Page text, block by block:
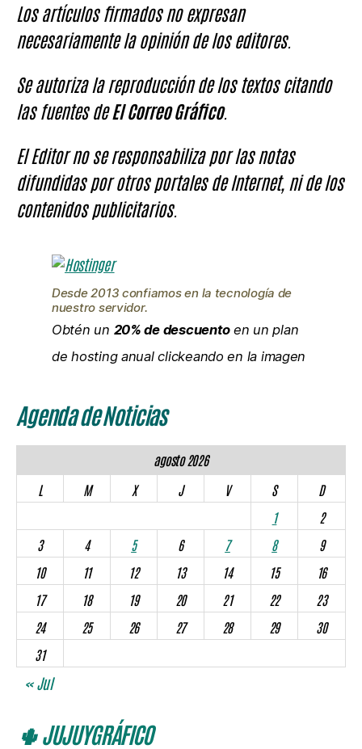
Los artículos firmados no expresan
necesariamente la opinión de los editores.
Se autoriza la reproducción de los textos citando
las fuentes deEl Correo Gráfico.
El Editor no se responsabiliza por las notas
difundidas por otros portales de Internet, ni de los
contenidos publicitarios.
Desde 2013 confiamos en la tecnología de
nuestro servidor.
Obtén un 20% de descuentoen un plan
de hosting anual clickeando en la imagen
Agenda de Noticias
agosto 2026
L
M X J V S
D
1
2
3
4 5 6 7 8
9
10
11 12 13 14 15
16
17
18 19 20 21 22
23
24
25 26 27 28 29
30
31
« Jul
🌵 JUJUYGRÁFICO